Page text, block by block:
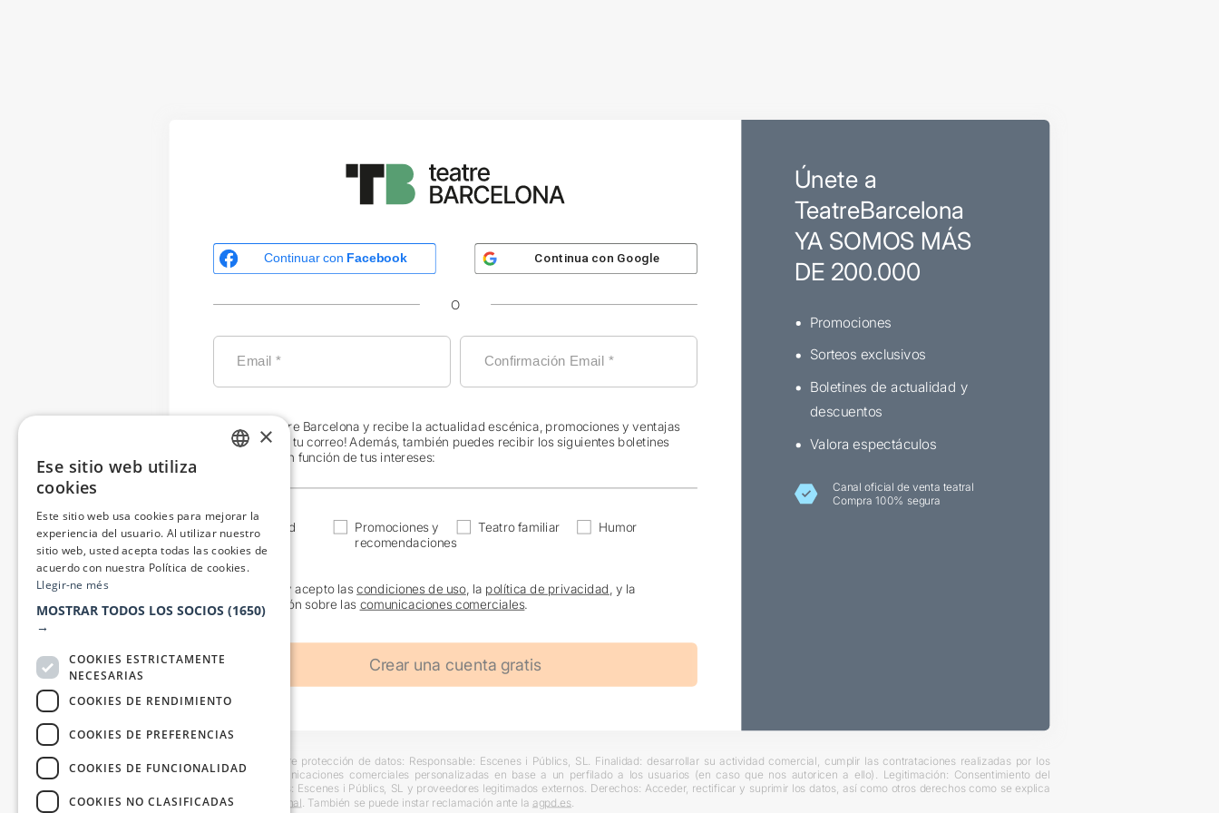
Continuar con Facebook Continua con Google
O
¡Únete a Teatre Barcelona y recibe la actualidad escénica, promociones y ventajas
exclusivas en tu correo! Además, también puedes recibir los siguientes boletines
específicos en función de tus intereses:
Actualidad
Promociones y
recomendaciones
Teatro familiar Humor
He leído y acepto lascondiciones de uso, la política de privacidad , y la
información sobre las comunicaciones comerciales.
Únete a
TeatreBarcelona
YA SOMOS MÁS
DE 200.000
Promociones
Sorteos exclusivos
Boletines de actualidad y
descuentos
Valora espectáculos
Canal oficial de venta teatral
Compra 100% segura
Información básica sobre protección de datos: Responsable: Escenes i Públics, SL. Finalidad: desarrollar su actividad comercial, cumplir las contrataciones realizadas por los
usuarios y remitir comunicaciones comerciales personalizadas en base a un perfilado a los usuarios (en caso que nos autoricen a ello). Legitimación: Consentimiento del
interesado. Destinatarios: Escenes i Públics, SL y proveedores legitimados externos. Derechos: Acceder, rectificar y suprimir los datos, así como otros derechos como se explica
en lainformación adicional . También se puede instar reclamación ante la agpd.es
×
Ese sitio web utiliza
cookies
Este sitio web usa cookies para mejorar la
experiencia del usuario. Al utilizar nuestro
sitio web, usted acepta todas las cookies de
acuerdo con nuestra Política de cookies.
Llegir-ne més
MOSTRAR TODOS LOS SOCIOS (1650)
→
COOKIES ESTRICTAMENTE
NECESARIAS
COOKIES DE RENDIMIENTO
COOKIES DE PREFERENCIAS
COOKIES DE FUNCIONALIDAD
COOKIES NO CLASIFICADAS